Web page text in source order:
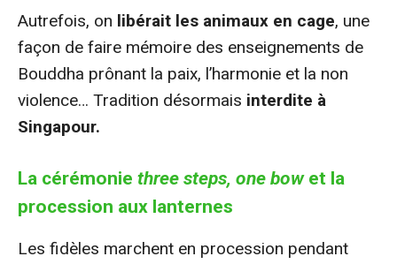
Autrefois, on libérait les animaux en cage, une
façon de faire mémoire des enseignements de
Bouddha prônant la paix, l’harmonie et la non
violence… Tradition désormais interdite à
Singapour.
La cérémonie three steps, one bowet la
procession aux lanternes
Les fidèles marchent en procession pendant